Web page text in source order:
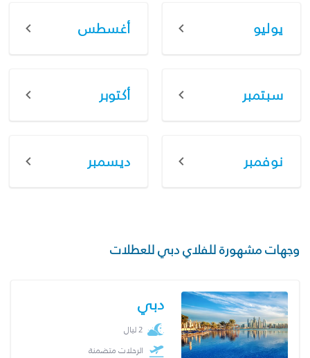
يوليو أغسطس
سبتمبر أكتوبر
نوفمبر ديسمبر
وجهات مشهورة للفلاي دبي للعطلات
دبي
2 ليال
الرحلات متضمنة